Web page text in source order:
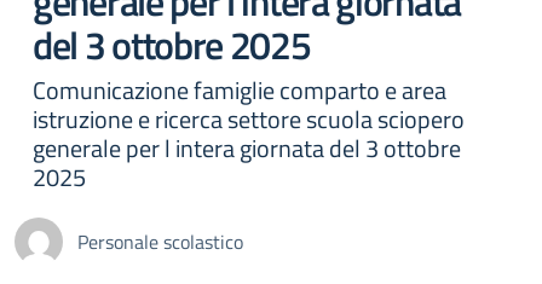
del 3 ottobre 2025
Comunicazione famiglie comparto e area
istruzione e ricerca settore scuola sciopero
generale per l intera giornata del 3 ottobre
2025
Personale scolastico